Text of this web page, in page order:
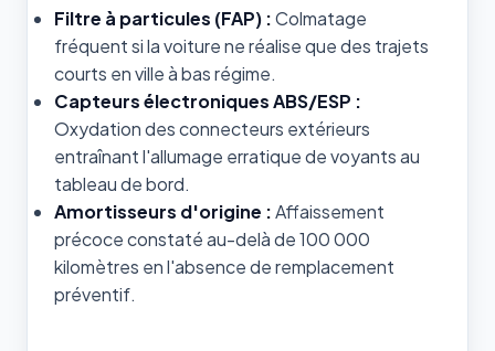
Filtre à particules (FAP) :Colmatage
fréquent si la voiture ne réalise que des trajets
courts en ville à bas régime.
Capteurs électroniques ABS/ESP :
Oxydation des connecteurs extérieurs
entraînant l'allumage erratique de voyants au
tableau de bord.
Amortisseurs d'origine :Affaissement
précoce constaté au-delà de 100 000
kilomètres en l'absence de remplacement
préventif.